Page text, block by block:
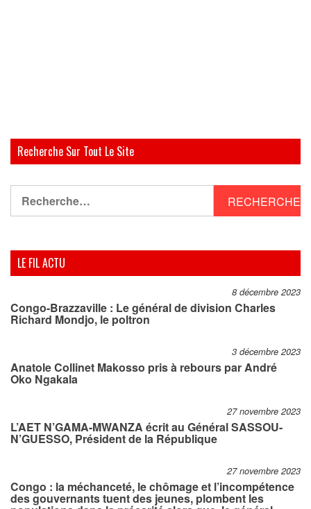
Recherche Sur Tout Le Site
LE FIL ACTU
8 décembre 2023
Congo-Brazzaville : Le général de division Charles
Richard Mondjo, le poltron
3 décembre 2023
Anatole Collinet Makosso pris à rebours par André
Oko Ngakala
27 novembre 2023
L’AET N’GAMA-MWANZA écrit au Général SASSOU-
N’GUESSO, Président de la République
27 novembre 2023
Congo : la méchanceté, le chômage et l’incompétence
des gouvernants tuent des jeunes, plombent les